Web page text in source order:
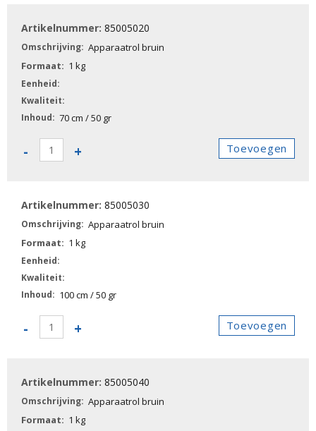
aantal
85005020
Apparaatrol bruin
1 kg
70 cm / 50 gr
-
85005020
aantal
+ Toevoegen
85005030
Apparaatrol bruin
1 kg
100 cm / 50 gr
-
85005030
aantal
+ Toevoegen
85005040
Apparaatrol bruin
1 kg